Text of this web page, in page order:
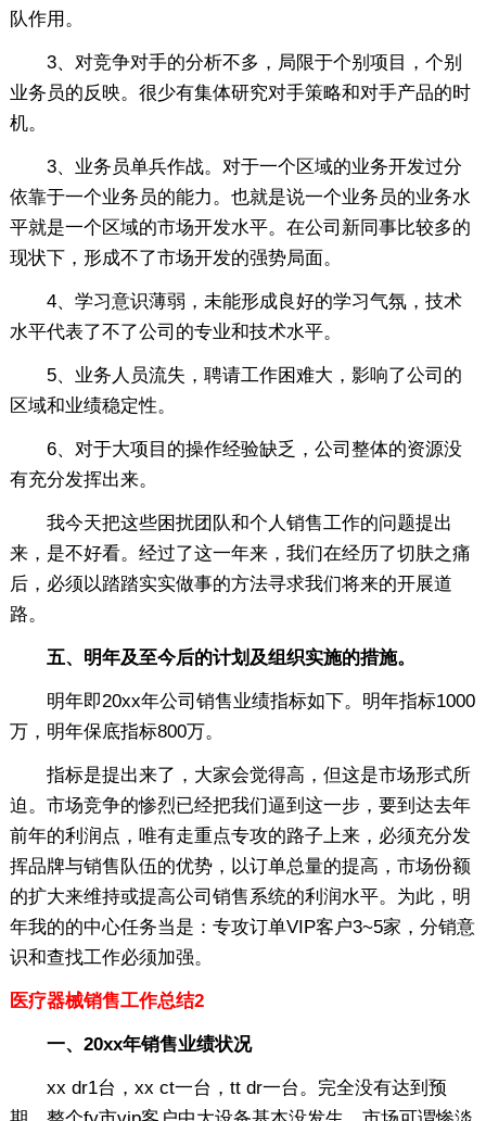
队作用。
3、对竞争对手的分析不多，局限于个别项目，个别
业务员的反映。很少有集体研究对手策略和对手产品的时
机。
3、业务员单兵作战。对于一个区域的业务开发过分
依靠于一个业务员的能力。也就是说一个业务员的业务水
平就是一个区域的市场开发水平。在公司新同事比较多的
现状下，形成不了市场开发的强势局面。
4、学习意识薄弱，未能形成良好的学习气氛，技术
水平代表了不了公司的专业和技术水平。
5、业务人员流失，聘请工作困难大，影响了公司的
区域和业绩稳定性。
6、对于大项目的操作经验缺乏，公司整体的资源没
有充分发挥出来。
我今天把这些困扰团队和个人销售工作的问题提出
来，是不好看。经过了这一年来，我们在经历了切肤之痛
后，必须以踏踏实实做事的方法寻求我们将来的开展道
路。
五、明年及至今后的计划及组织实施的措施。
明年即20xx年公司销售业绩指标如下。明年指标1000
万，明年保底指标800万。
指标是提出来了，大家会觉得高，但这是市场形式所
迫。市场竞争的惨烈已经把我们逼到这一步，要到达去年
前年的利润点，唯有走重点专攻的路子上来，必须充分发
挥品牌与销售队伍的优势，以订单总量的提高，市场份额
的扩大来维持或提高公司销售系统的利润水平。为此，明
年我的的中心任务当是：专攻订单VIP客户3~5家，分销意
识和查找工作必须加强。
医疗器械销售工作总结2
一、20xx年销售业绩状况
xx dr1台，xx ct一台，tt dr一台。完全没有达到预